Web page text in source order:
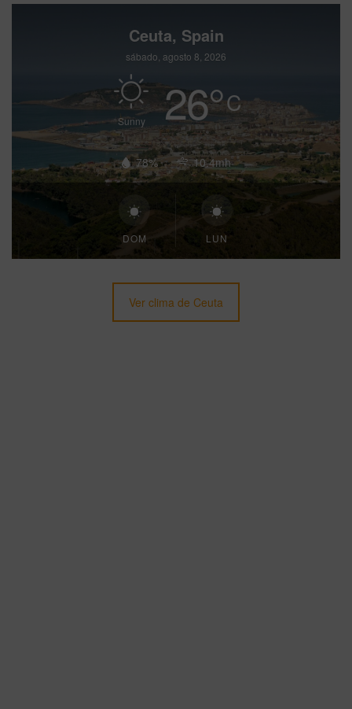
Ceuta, Spain
sábado, agosto 8, 2026
Sunny 26°C
78% 10.4mh
DOM LUN
Ver clima de Ceuta